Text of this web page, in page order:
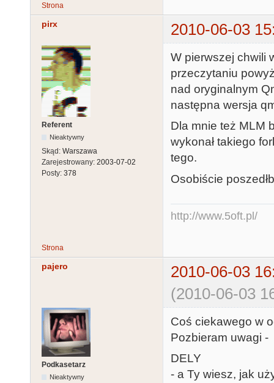
Strona
pirx 2010-06-03
Referent
Nieaktywny
Skąd: Warszawa
Zarejestrowany: 2003-07-02
Posty: 378
W pierwszej chwili
przeczytaniu
nad oryginalnym
następna wersja
Dla mnie też MLM
wykonał takiego
tego.
Osobiście
http://www.5oft.pl/
Strona
pajero
2010-06-03
(2010-06-03
Podkasetarz
Nieaktywny
Coś ciekawego w
Pozbieram uwagi
DELY
- a Ty wiesz, jak